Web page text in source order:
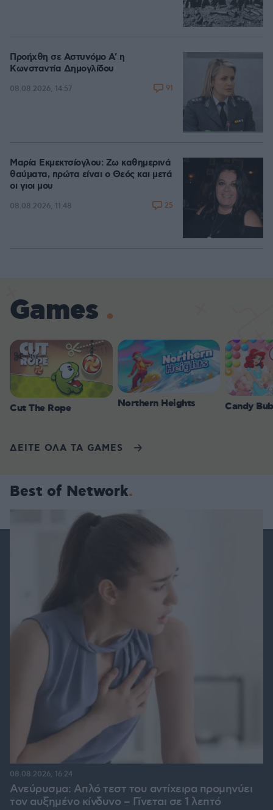
Προήχθη σε Αστυνόμο Α' η
Κωνσταντία Δημογλίδου
08.08.2026, 14:57 91
Μαρία Εκμεκτσίογλου: Ζω καθημερινά
θαύματα, πρώτα είναι ο Θεός και μετά
οι γιοι μου
08.08.2026, 11:48 25
Games
Cut The Rope Northern Heights Candy
ΔΕΙΤΕ ΟΛΑ ΤΑ GAMES
Best of Network
Ανεύρυσμα: Απλό τεστ του αντίχειρα προμηνύει
τον αυξημένο κίνδυνο – Γίνεται σε 1 λεπτό
08.08.2026, 16:24